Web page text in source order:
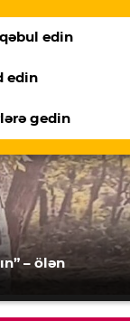
qəbul edin
edin
gedin
– ölən